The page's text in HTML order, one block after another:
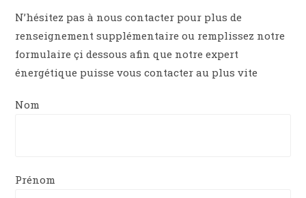
N’hésitez pas à nous contacter pour plus de
renseignement supplémentaire ou remplissez notre
formulaire çi dessous afin que notre expert
énergétique puisse vous contacter au plus vite
Nom
Prénom